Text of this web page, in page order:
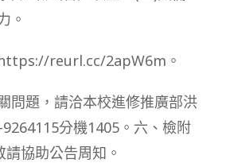
。
reurl.cc/2apW6m。
問題，請洽本校進修推廣部洪
分機1405。六、檢附
協助公告周知。